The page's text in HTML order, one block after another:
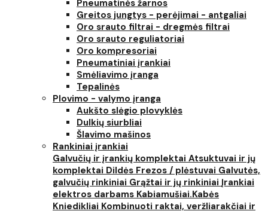
Pneumatinės žarnos
Greitos jungtys - perėjimai - antgaliai
Oro srauto filtrai - dregmės filtrai
Oro srauto reguliatoriai
Oro kompresoriai
Pneumatiniai įrankiai
Smėliavimo įranga
Tepalinės
Plovimo - valymo įranga
Aukšto slėgio plovyklės
Dulkių siurbliai
Šlavimo mašinos
Rankiniai įrankiai
Galvučių ir įrankių komplektai Atsuktuvai ir jų
komplektai Dildės Frezos / plėstuvai Galvutės,
galvučių rinkiniai Grąžtai ir jų rinkiniai Įrankiai
elektros darbams Kabiamušiai.Kabės
Kniedikliai Kombinuoti raktai, veržliarakčiai ir